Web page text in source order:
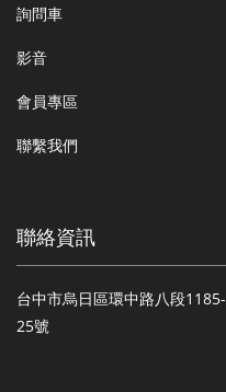
詢問車
影音
會員專區
聯繫我們
聯絡資訊
台中市烏日區環中路八段1185-
25號